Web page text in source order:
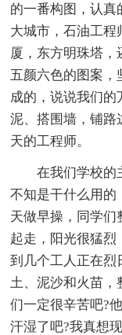
的一番构图，认真
大城市，石油工程
厦，东方明珠塔，
五颜六色的图案，
成的，说说我们
泥、搭围墙，铺路
天的工程师。
在我们学校的
不知是干什么用的
天做早操，同学们
起走，阳光很猛烈
到几个工人正在烈
土、泥沙和火苗，
们一定很辛苦吧?
汗湿了吧?我真想